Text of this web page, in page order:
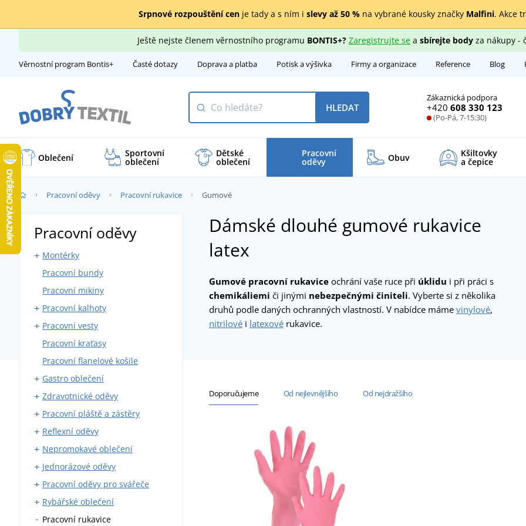
Srpnové rozpouštění cenje tady a s ním i slevy až 50 %na vybrané kousky značky Malfini. Akce
Ještě nejste členem věrnostního programu BONTIS+? Zaregistrujte sea sbírejte bodyza nákupy -
Věrnostní program Bontis+ Časté dotazy Doprava a platba Potisk a výšivka Firmy a organizace Reference Blog
Zákaznická podpora
+420 608 330 123
(Po-Pá, 7-15:30)
HLEDAT
Oblečení Sportovní
oblečení
Dětské
oblečení
Pracovní
oděvy Obuv Kšiltovky
a čepice
Pracovní oděvy Pracovní rukavice Gumové
Dámské dlouhé gumové rukavice
latex
Gumové pracovní rukavice ochrání vaše ruce při úklidu i při práci s
chemikáliemi či jinými nebezpečnými činiteli. Vyberte si z několika
druhů podle daných ochranných vlastností. V nabídce máme vinylové,
nitrilové i latexové rukavice.
Pracovní oděvy
Montérky
Montérky s laclem
Montérky do pasu
Blůzy
Montérkové komplety
Pracovní kombinézy
Zateplené montérky
Pracovní bundy
Pracovní mikiny
Pracovní kalhoty
Kalhoty do pasu
Kalhoty s laclem
Pracovní vesty
S kapsami
Zateplené
Pracovní kraťasy
Pracovní flanelové košile
Gastro oblečení
Pracovní kalhoty
Zástěry
Pláště
Košile a haleny
Kuchařské rondony
Kuchařské čepice
Vesty a mikiny
Kravaty
Zdravotnické oděvy
Zdravotnické haleny a košile
Zdravotnické pláště
Zdravotnické kalhoty
Zdravotnické vesty a mikiny
Pracovní pláště a zástěry
Kovářské zástěry
Svářečské zástěry
Reflexní oděvy
Reflexní vesty
Reflexní bundy
Reflexní trička
Reflexní mikiny
Reflexní kalhoty
Nepromokavé oblečení
Pláštěnky
Nepromokavé kombinézy
Nepromokavé blůzy
Nepromokavé kalhoty
Jednorázové oděvy
Jednorázové čepice
Jednorázové kombinézy
Roušky
Pracovní oděvy pro svářeče
Svářečské rukavice
Svářečské blůzy
Rybářské oblečení
Rybářské holínky
Pracovní rukavice
Doporučujeme Od nejlevnějšího Od nejdražšího